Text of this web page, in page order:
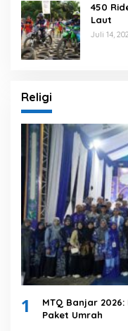
450
Laut
Juli 14,
Religi
1
MTQ Banjar
Paket Umrah